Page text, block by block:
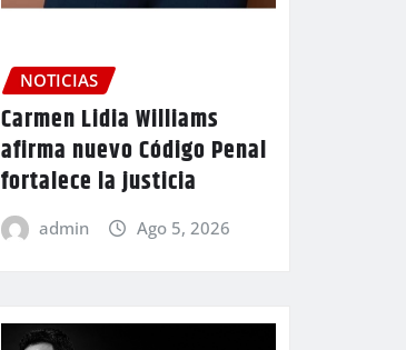
NOTICIAS
Carmen Lidia Williams
afirma nuevo Código Penal
fortalece la justicia
admin Ago 5, 2026